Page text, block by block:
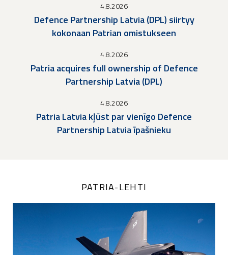
4.8.2026
Defence Partnership Latvia (DPL) siirtyy
kokonaan Patrian omistukseen
4.8.2026
Patria acquires full ownership of Defence
Partnership Latvia (DPL)
4.8.2026
Patria Latvia kļūst par vienīgo Defence
Partnership Latvia īpašnieku
PATRIA-LEHTI